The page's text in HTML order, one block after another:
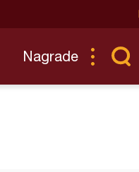
Nagrade